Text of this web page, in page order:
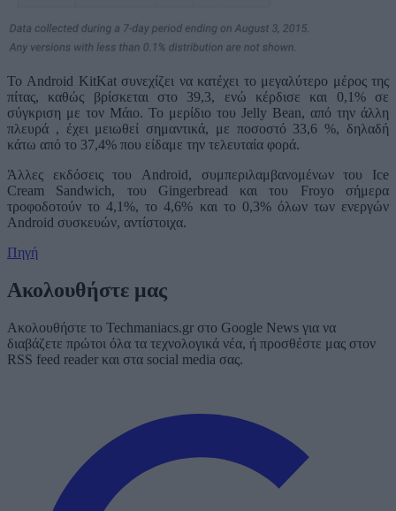
Το Android KitKat συνεχίζει να κατέχει το μεγαλύτερο μέρος της
πίτας, καθώς βρίσκεται στο 39,3, ενώ κέρδισε και 0,1% σε
σύγκριση με τον Μάιο. Το μερίδιο του Jelly Bean, από την άλλη
πλευρά , έχει μειωθεί σημαντικά, με ποσοστό 33,6 %, δηλαδή
κάτω από το 37,4% που είδαμε την τελευταία φορά.
Άλλες εκδόσεις του Android, συμπεριλαμβανομένων του Ice
Cream Sandwich, του Gingerbread και του Froyo σήμερα
τροφοδοτούν το 4,1%, το 4,6% και το 0,3% όλων των ενεργών
Android συσκευών, αντίστοιχα.
Πηγή
Ακολουθήστε μας
Ακολουθήστε το Techmaniacs.gr στο Google News για να
διαβάζετε πρώτοι όλα τα τεχνολογικά νέα, ή προσθέστε μας στον
RSS feed reader και στα social media σας.